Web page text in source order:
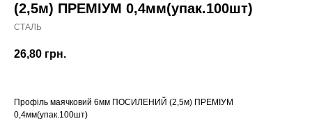
(2,5м) ПРЕМІУМ 0,4мм(упак.100шт)
СТАЛЬ
26,80 грн.
Профіль маячковий 6мм ПОСИЛЕНИЙ (2,5м) ПРЕМІУМ
0,4мм(упак.100шт)